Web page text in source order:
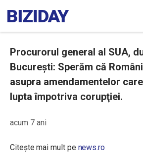
Procurorul general al SUA,
Bucureşti: Sperăm că
asupra amendamentelor
lupta împotriva corupţiei.
acum 7 ani
Citește mai mult pe news.ro